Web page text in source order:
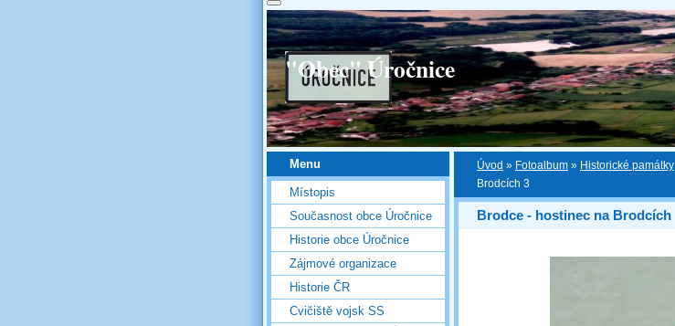
"Obec" Úročnice
Úvod » Fotoalbum » Historické památky
Brodcích 3
Brodce - hostinec na Brodcích
Menu
Místopis
Současnost obce Úročnice
Historie obce Úročnice
Zájmové organizace
Historie ČR
Cvičiště vojsk SS